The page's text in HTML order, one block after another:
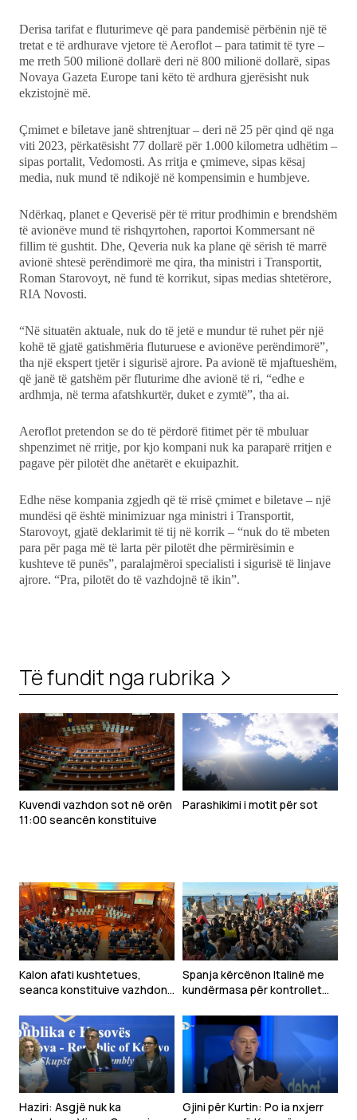
Derisa tarifat e fluturimeve që para pandemisë përbënin një të
tretat e të ardhurave vjetore të Aeroflot – para tatimit të tyre –
me rreth 500 milionë dollarë deri në 800 milionë dollarë, sipas
Novaya Gazeta Europe tani këto të ardhura gjerësisht nuk
ekzistojnë më.
Çmimet e biletave janë shtrenjtuar – deri në 25 për qind që nga
viti 2023, përkatësisht 77 dollarë për 1.000 kilometra udhëtim –
sipas portalit, Vedomosti. As rritja e çmimeve, sipas kësaj
media, nuk mund të ndikojë në kompensimin e humbjeve.
Ndërkaq, planet e Qeverisë për të rritur prodhimin e brendshëm
të avionëve mund të rishqyrtohen, raportoi Kommersant në
fillim të gushtit. Dhe, Qeveria nuk ka plane që sërish të marrë
avionë shtesë perëndimorë me qira, tha ministri i Transportit,
Roman Starovoyt, në fund të korrikut, sipas medias shtetërore,
RIA Novosti.
“Në situatën aktuale, nuk do të jetë e mundur të ruhet për një
kohë të gjatë gatishmëria fluturuese e avionëve perëndimorë”,
tha një ekspert tjetër i sigurisë ajrore. Pa avionë të mjaftueshëm,
që janë të gatshëm për fluturime dhe avionë të ri, “edhe e
ardhmja, në terma afatshkurtër, duket e zymtë”, tha ai.
Aeroflot pretendon se do të përdorë fitimet për të mbuluar
shpenzimet në rritje, por kjo kompani nuk ka paraparë rritjen e
pagave për pilotët dhe anëtarët e ekuipazhit.
Edhe nëse kompania zgjedh që të rrisë çmimet e biletave – një
mundësi që është minimizuar nga ministri i Transportit,
Starovoyt, gjatë deklarimit të tij në korrik – “nuk do të mbeten
para për paga më të larta për pilotët dhe përmirësimin e
kushteve të punës”, paralajmëroi specialisti i sigurisë të linjave
ajrore. “Pra, pilotët do të vazhdojnë të ikin”.
Të fundit nga rubrika
Kuvendi vazhdon sot në orën
11:00 seancën konstituive
Parashikimi i motit për sot
Kalon afati kushtetues,
seanca konstituive vazhdon
Spanja kërcënon Italinë me
kundërmasa për kontrollet
Haziri: Asgjë nuk ka
Gjini për Kurtin: Po ia nxjerr